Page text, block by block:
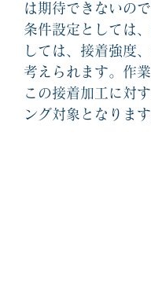
は期待できないの
条件設定としては
しては、接着強度
考えられます。作
この接着加工に対
ング対象となります